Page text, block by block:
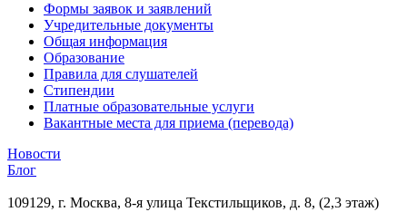
Формы заявок и заявлений
Учредительные документы
Общая информация
Образование
Правила для слушателей
Стипендии
Платные образовательные услуги
Вакантные места для приема (перевода)
Новости
Блог
109129, г. Москва, 8-я улица Текстильщиков, д. 8, (2,3 этаж)